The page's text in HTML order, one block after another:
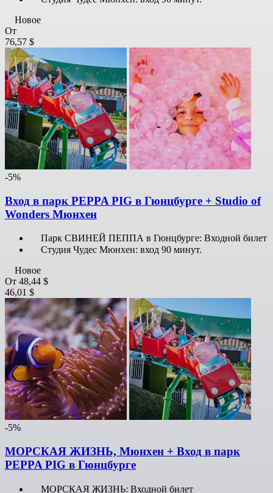
Новое
От
76,57 $
-5%
Вход в парк PEPPA PIG в Гюнцбурге + Studio of
Wonders Мюнхен
Парк СВИНЕЙ ПЕППА в Гюнцбурге: Входной билет
Студия Чудес Мюнхен: вход 90 минут.
Новое
От 48,44 $
46,01 $
-5%
МОРСКАЯ ЖИЗНЬ, Мюнхен + Вход в парк
PEPPA PIG в Гюнцбурге
МОРСКАЯ ЖИЗНЬ: Входной билет